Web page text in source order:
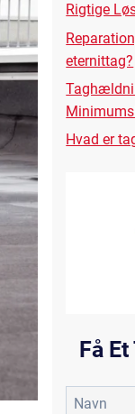
Rigtige
eternittag?
Hvad er
Få